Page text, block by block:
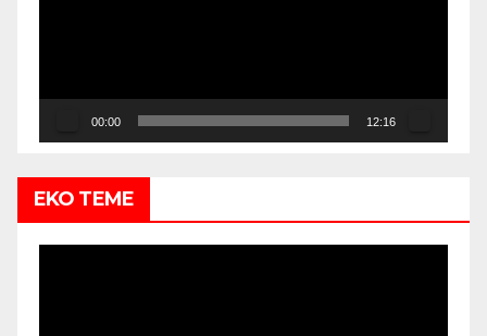
00:00 12:16
EKO TEME